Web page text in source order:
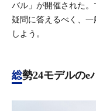
バル」が開催された
疑問に答えるべく、
しよう。
総勢24モデルの